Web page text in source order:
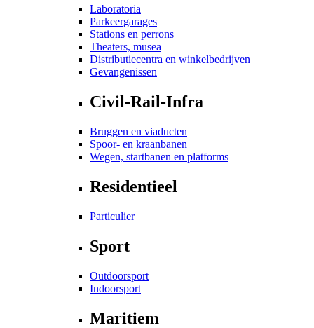
Laboratoria
Parkeergarages
Stations en perrons
Theaters, musea
Distributiecentra en winkelbedrijven
Gevangenissen
Civil-Rail-Infra
Bruggen en viaducten
Spoor- en kraanbanen
Wegen, startbanen en platforms
Residentieel
Particulier
Sport
Outdoorsport
Indoorsport
Maritiem